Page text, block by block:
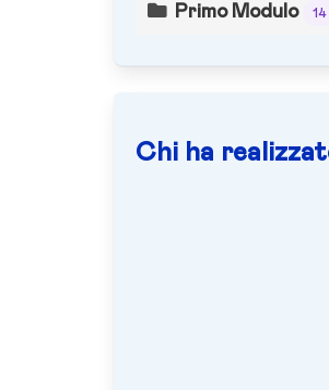
Primo Modulo
Chi ha